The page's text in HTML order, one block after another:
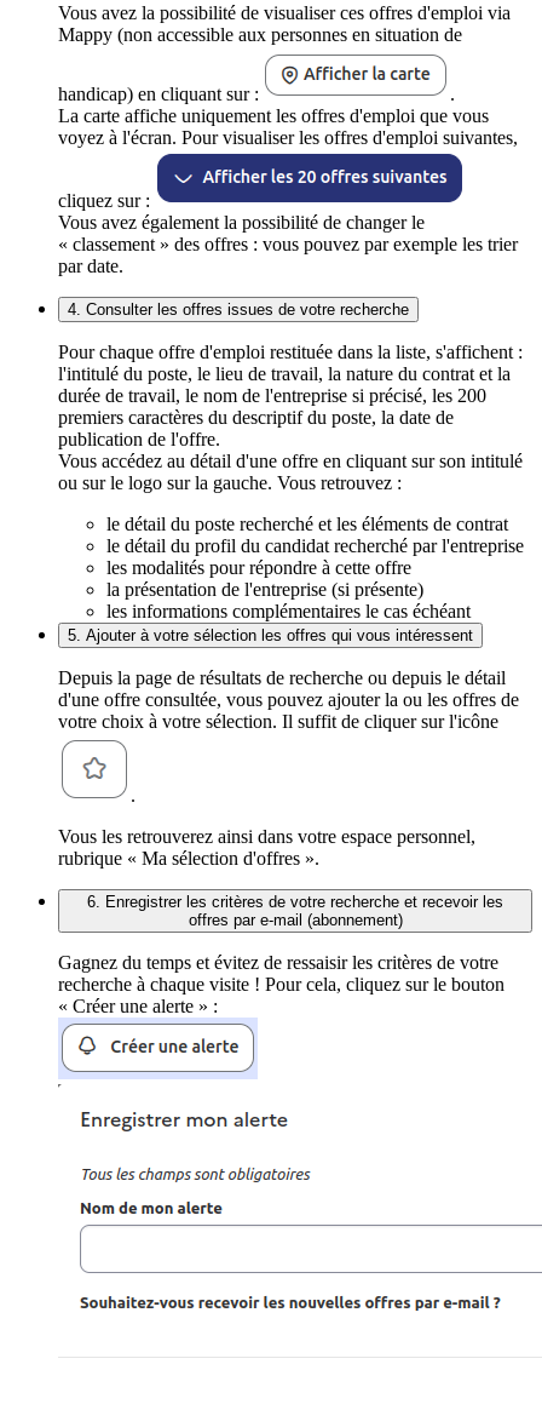
Vous avez la possibilité de visualiser ces offres d'emploi via
Mappy (non accessible aux personnes en situation de
handicap) en cliquant sur :
.
La carte affiche uniquement les offres d'emploi que vous
voyez à l'écran. Pour visualiser les offres d'emploi suivantes,
cliquez sur :
Vous avez également la possibilité de changer le
« classement » des offres : vous pouvez par exemple les trier
par date.
4. Consulter les offres issues de votre recherche
Pour chaque offre d'emploi restituée dans la liste, s'affichent :
l'intitulé du poste, le lieu de travail, la nature du contrat et la
durée de travail, le nom de l'entreprise si précisé, les 200
premiers caractères du descriptif du poste, la date de
publication de l'offre.
Vous accédez au détail d'une offre en cliquant sur son intitulé
ou sur le logo sur la gauche. Vous retrouvez :
le détail du poste recherché et les éléments de contrat
le détail du profil du candidat recherché par l'entreprise
les modalités pour répondre à cette offre
la présentation de l'entreprise (si présente)
les informations complémentaires le cas échéant
5. Ajouter à votre sélection les offres qui vous intéressent
Depuis la page de résultats de recherche ou depuis le détail
d'une offre consultée, vous pouvez ajouter la ou les offres de
votre choix à votre sélection. Il suffit de cliquer sur l'icône
.
Vous les retrouverez ainsi dans votre espace personnel,
rubrique « Ma sélection d'offres ».
6. Enregistrer les critères de votre recherche et recevoir les
offres par e-mail (abonnement)
Gagnez du temps et évitez de ressaisir les critères de votre
recherche à chaque visite ! Pour cela, cliquez sur le bouton
« Créer une alerte » :